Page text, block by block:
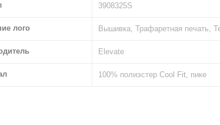
3908325S
лого Вышивка, Трафаретная печать,
Elevate
100% полиэстер Cool Fit, пике